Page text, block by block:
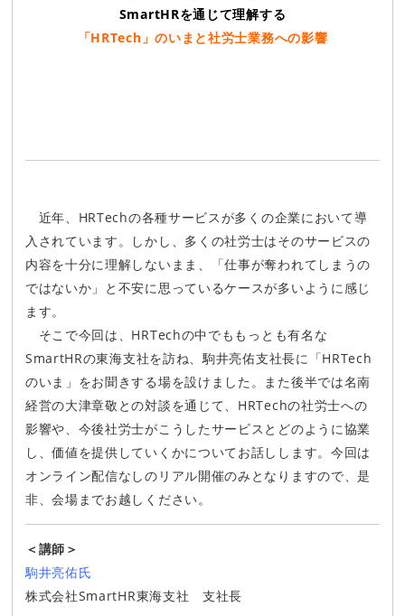
SmartHRを通じて理解する
「HRTech」のいまと社労士業務への影響
近年、HRTechの各種サービスが多くの企業において導
入されています。しかし、多くの社労士はそのサービスの
内容を十分に理解しないまま、「仕事が奪われてしまうの
ではないか」と不安に思っているケースが多いように感じ
ます。
そこで今回は、HRTechの中でももっとも有名な
SmartHRの東海支社を訪ね、駒井亮佑支社長に「HRTech
のいま」をお聞きする場を設けました。また後半では名南
経営の大津章敬との対談を通じて、HRTechの社労士への
影響や、今後社労士がこうしたサービスとどのように協業
し、価値を提供していくかについてお話しします。今回は
オンライン配信なしのリアル開催のみとなりますので、是
非、会場までお越しください。
＜講師＞
駒井亮佑氏
株式会社SmartHR東海支社 支社長